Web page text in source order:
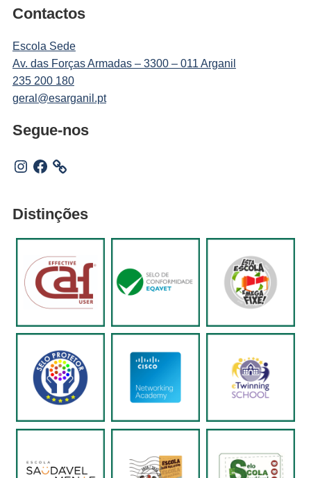
Contactos
Escola Sede
Av. das Forças Armadas – 3300 – 011 Arganil
235 200 180
geral@esarganil.pt
Segue-nos
Instagram
Facebook
Distinções